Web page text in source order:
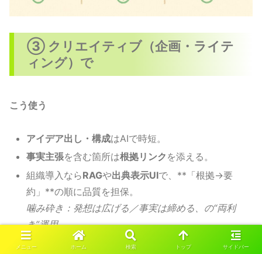
③ クリエイティブ（企画・ライテ
ィング）で
こう使う
アイデア出し・構成はAIで時短。
事実主張を含む箇所は根拠リンク を添える。
組織導入ならRAGや出典表示UIで、**「根拠→要
約」**の順に品質を担保。
噛み砕き：発想は広げる／事実は締める、の“両利
き”運用。
メニュー ホーム 検索 トップ サイドバー